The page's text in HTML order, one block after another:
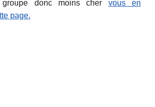
donc moins cher vous en
page.